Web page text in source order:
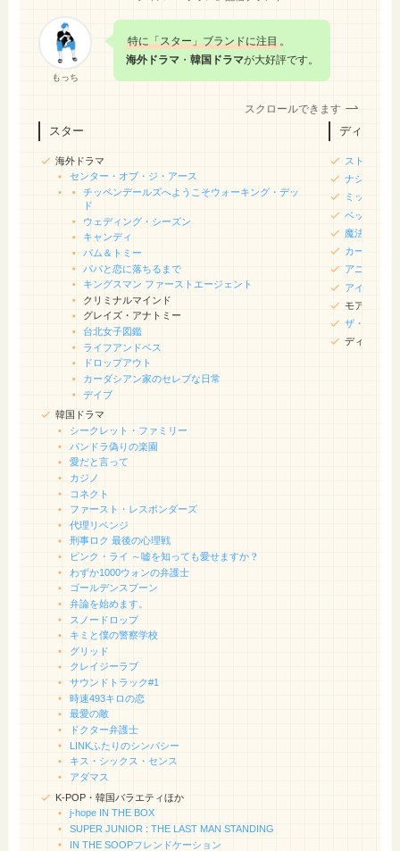
もっち
特に「スター」ブランドに注目。
海外ドラマ・ 韓国ドラマが大好評です。
スクロールできます
スター
海外ドラマ
センター・オブ・ジ・アース
チッペンデールズへようこそウォーキング・デッ
ド
ウェディング・シーズン
キャンディ
パム＆トミー
パパと恋に落ちるまで
キングスマン ファーストエージェント
クリミナルマインド
グレイズ・アナトミー
台北女子図鑑
ライフアンドベス
ドロップアウト
カーダシアン家のセレブな日常
デイブ
韓国ドラマ
シークレット・ファミリー
パンドラ偽りの楽園
愛だと言って
カジノ
コネクト
ファースト・レスポンダーズ
代理リベンジ
刑事ロク 最後の心理戦
ピンク・ライ ～嘘を知っても愛せますか？
わずか1000ウォンの弁護士
ゴールデンスプーン
弁論を始めます。
スノードロップ
キミと僕の警察学校
グリッド
クレイジーラブ
サウンドトラック#1
時速493キロの恋
最愛の敵
ドクター弁護士
LINKふたりのシンパシー
キス・シックス・センス
アダマス
K-POP・韓国バラエティほか
j-hope IN THE BOX
SUPER JUNIOR : THE LAST MAN STANDING
IN THE SOOPフレンドケーション
ディズニー
ストレンジ
ナショナル
ミッキーマ
ベッカムと
魔法にかけ
カーズ・オ
アニメ版ベ
アイスエイ
モアナと伝
ザ・ビート
ディセンダ